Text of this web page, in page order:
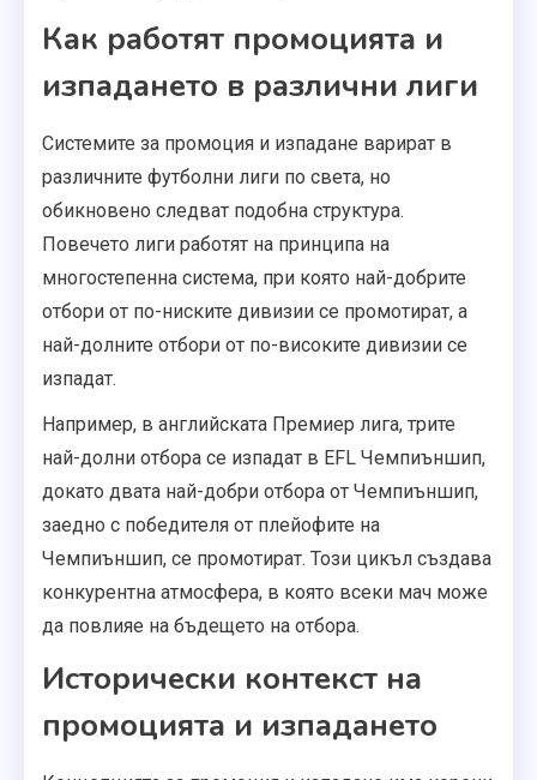
Как работят промоцията и
изпадането в различни лиги
Системите за промоция и изпадане варират в
различните футболни лиги по света, но
обикновено следват подобна структура.
Повечето лиги работят на принципа на
многостепенна система, при която най-добрите
отбори от по-ниските дивизии се промотират, а
най-долните отбори от по-високите дивизии се
изпадат.
Например, в английската Премиер лига, трите
най-долни отбора се изпадат в EFL Чемпиъншип,
докато двата най-добри отбора от Чемпиъншип,
заедно с победителя от плейофите на
Чемпиъншип, се промотират. Този цикъл създава
конкурентна атмосфера, в която всеки мач може
да повлияе на бъдещето на отбора.
Исторически контекст на
промоцията и изпадането